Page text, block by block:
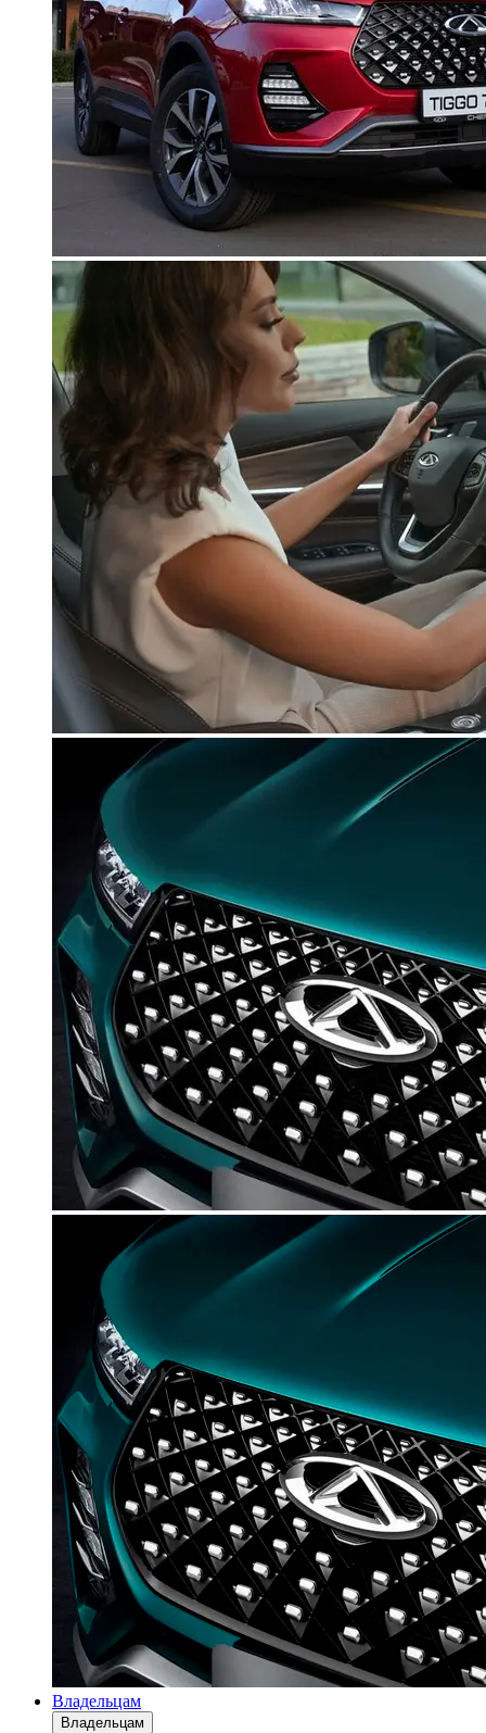
Владельцам
Владельцам